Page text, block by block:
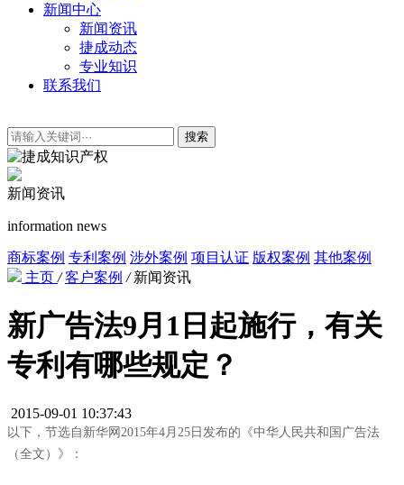
新闻中心
新闻资讯
捷成动态
专业知识
联系我们
搜索
新闻资讯
information news
商标案例 专利案例 涉外案例 项目认证 版权案例 其他案例
主页 / 客户案例 / 新闻资讯
新广告法9月1日起施行，有关
专利有哪些规定？
2015-09-01 10:37:43
以下，节选自新华网2015年4月25日发布的《中华人民共和国广告法
（全文）》：